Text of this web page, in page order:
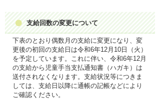
支給回数の変更について
下表のとおり偶数月の支給に変更になり、変
更後の初回の支給日は令和6年12月10日（火）
を予定しています。これに伴い、令和6年12月
の支給から児童手当支払通知書（ハガキ）は
送付されなくなります。支給状況等につきま
しては、支給日以降に通帳の記帳などにより
ご確認ください。